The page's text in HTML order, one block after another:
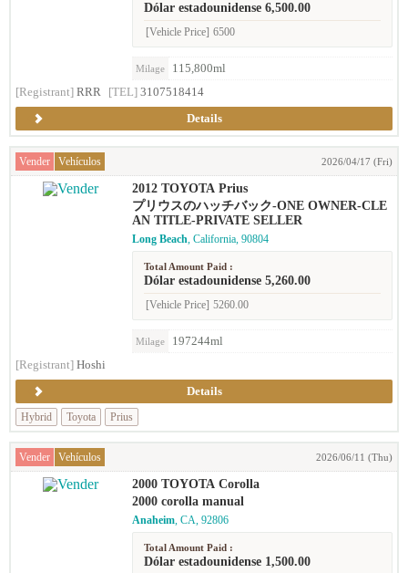
Dólar estadounidense 6,500.00
[Vehicle Price] 6500
Milage
115,800ml
[Registrant] RRR [TEL] 3107518414
Details
Vender Vehículos 2026/04/17 (Fri)
2012 TOYOTA Prius
プリウスのハッチバック-ONE OWNER-CLE
AN TITLE-PRIVATE SELLER
Long Beach, California, 90804
Total Amount Paid :
Dólar estadounidense 5,260.00
[Vehicle Price] 5260.00
Milage
197244ml
[Registrant] Hoshi
Details
Hybrid
Toyota Prius
Vender Vehículos 2026/06/11 (Thu)
2000 TOYOTA Corolla
2000 corolla manual
Anaheim, CA, 92806
Total Amount Paid :
Dólar estadounidense 1,500.00